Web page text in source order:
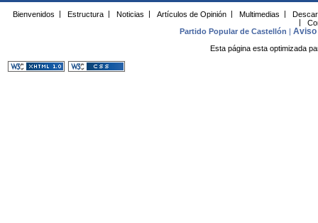
Bienvenidos Estructura Noticias Artículos de Opinión Multimedias
Partido Popular de Castellón
|Aviso
Esta página esta optimizada